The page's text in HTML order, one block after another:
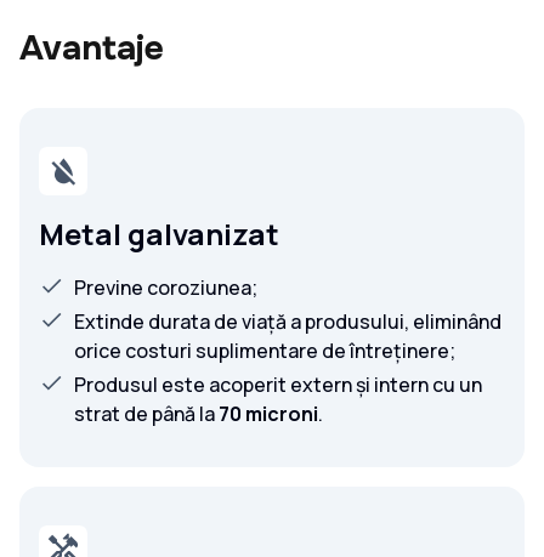
Avantaje
Metal galvanizat
Previne coroziunea;
Extinde durata de viață a produsului, eliminând
orice costuri suplimentare de întreținere;
Produsul este acoperit extern și intern cu un
strat de până la70 microni.